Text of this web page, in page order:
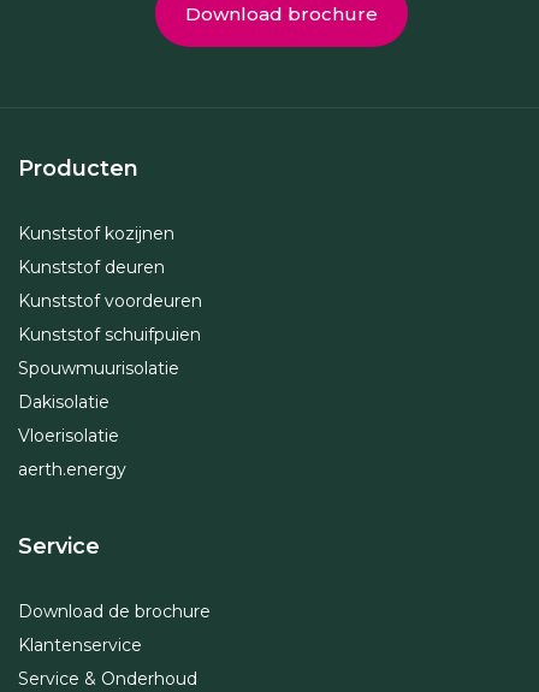
Download brochure
Producten
Kunststof kozijnen
Kunststof deuren
Kunststof voordeuren
Kunststof schuifpuien
Spouwmuurisolatie
Dakisolatie
Vloerisolatie
aerth.energy
Service
Download de brochure
Klantenservice
Service & Onderhoud